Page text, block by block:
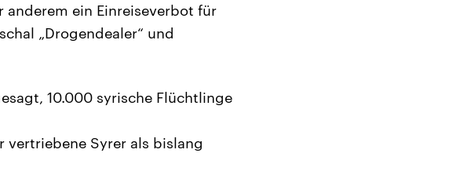
ein Einreiseverbot für
„Drogendealer“ und
10.000 syrische Flüchtlinge
Syrer als bislang